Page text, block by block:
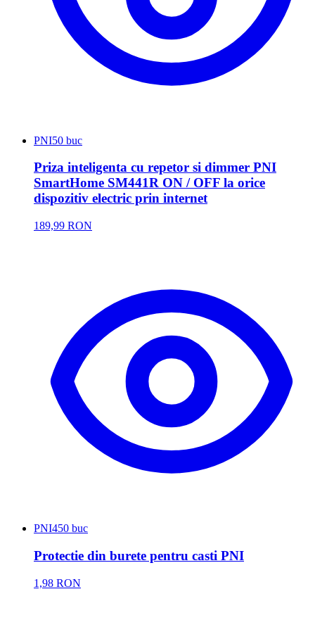
PNI50 buc
Priza inteligenta cu repetor si dimmer PNI
SmartHome SM441R ON / OFF la orice
dispozitiv electric prin internet
189,99 RON
PNI450 buc
Protectie din burete pentru casti PNI
1,98 RON